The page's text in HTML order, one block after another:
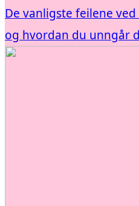
De vanligste feilene
og hvordan du unngår